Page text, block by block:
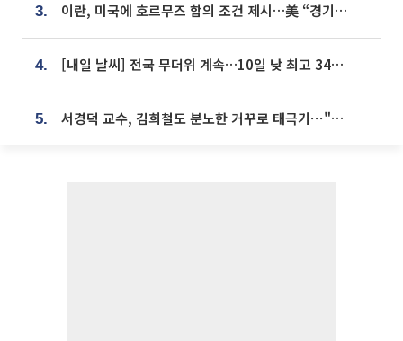
3. 이란, 미국에 호르무즈 합의 조건 제시…美 “경기 아직 안 끝나” [종합]
4. [내일 날씨] 전국 무더위 계속…10일 낮 최고 34도 육박
5. 서경덕 교수, 김희철도 분노한 거꾸로 태극기⋯"엉터리는 아냐, 아쉬울 뿐"